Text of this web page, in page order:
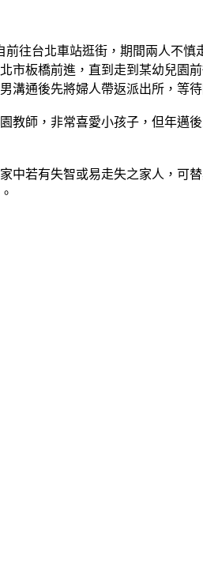
往台北車站逛街，期間兩人不
市板橋前進，直到走到某幼兒園
溝通後先將婦人帶返派出所，等待
教師，非常喜愛小孩子，但年邁
中若有失智或易走失之家人，可